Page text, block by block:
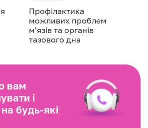
Профілактика
можливих проблем
м'язів та органів
тазового дна
вам
і
на будь-які